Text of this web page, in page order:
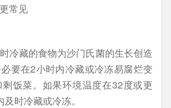
常见
冷藏的食物为沙门氏菌的生长创造
要在2小时内冷藏或冷冻易腐烂变
饭菜。如果环境温度在32度或更
时冷藏或冷冻。